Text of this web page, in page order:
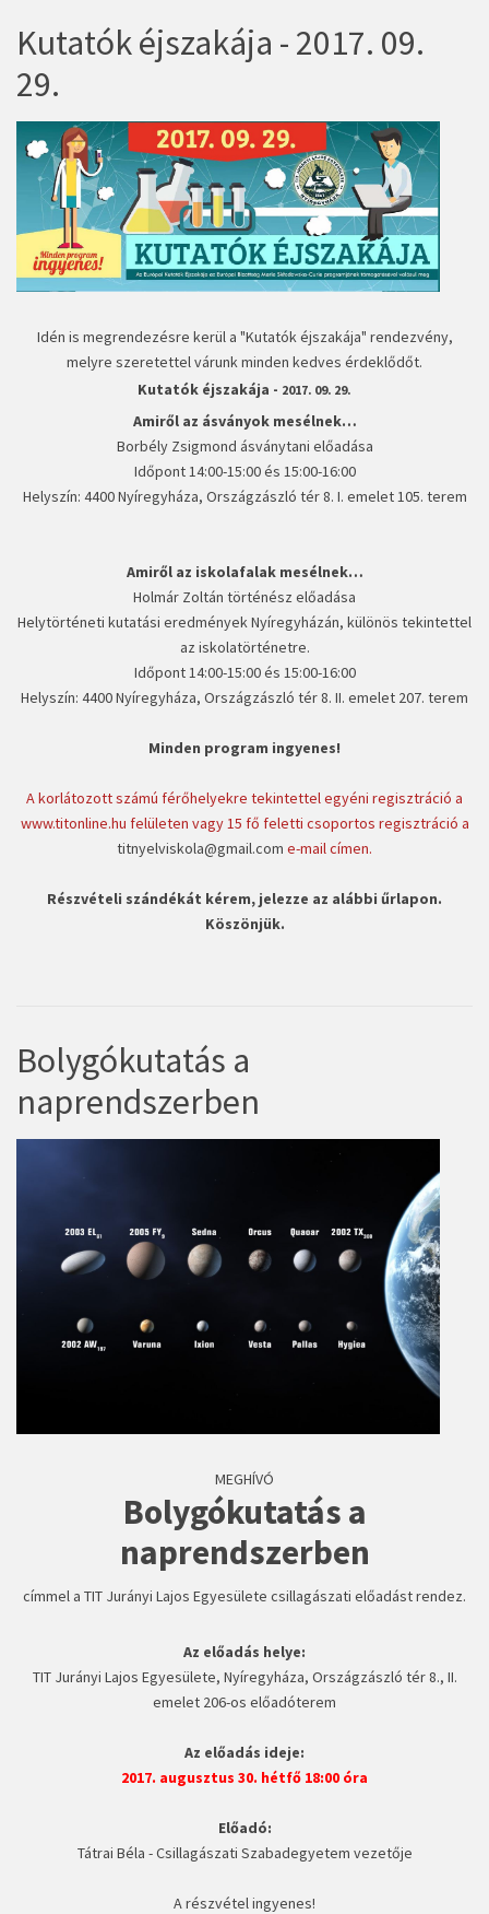
Kutatók éjszakája - 2017. 09.
29.
Idén is megrendezésre kerül a "Kutatók éjszakája" rendezvény,
melyre szeretettel várunk minden kedves érdeklődőt.
Kutatók éjszakája - 2017. 09. 29.
Amiről az ásványok mesélnek…
Borbély Zsigmond ásványtani előadása
Időpont 14:00-15:00 és 15:00-16:00
Helyszín: 4400 Nyíregyháza, Országzászló tér 8. I. emelet 105. terem
Amiről az iskolafalak mesélnek…
Holmár Zoltán történész előadása
Helytörténeti kutatási eredmények Nyíregyházán, különös tekintettel
az iskolatörténetre.
Időpont 14:00-15:00 és 15:00-16:00
Helyszín: 4400 Nyíregyháza, Országzászló tér 8. II. emelet 207. terem
Minden program ingyenes!
A korlátozott számú férőhelyekre tekintettel egyéni regisztráció a
www.titonline.hu felületen vagy 15 fő feletti csoportos regisztráció a
titnyelviskola@gmail.com e-mail címen.
Részvételi szándékát kérem, jelezze az alábbi űrlapon.
Köszönjük.
Bolygókutatás a
naprendszerben
MEGHÍVÓ
Bolygókutatás a
naprendszerben
címmel a TIT Jurányi Lajos Egyesülete csillagászati előadást rendez.
Az előadás helye:
TIT Jurányi Lajos Egyesülete, Nyíregyháza, Országzászló tér 8., II.
emelet 206-os előadóterem
Az előadás ideje:
2017. augusztus 30. hétfő 18:00 óra
Előadó:
Tátrai Béla - Csillagászati Szabadegyetem vezetője
A részvétel ingyenes!